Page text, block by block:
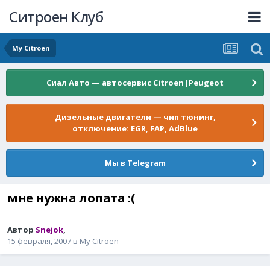
Ситроен Клуб
My Citroen
Сиал Авто — автосервис Citroen|Peugeot
Дизельные двигатели — чип тюнинг,
отключение: EGR, FAP, AdBlue
Мы в Telegram
мне нужна лопата :(
Автор Snejok,
15 февраля, 2007 в My Citroen